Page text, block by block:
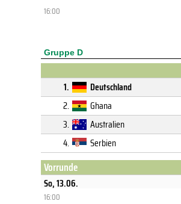
16:00
Gruppe D
1.
Deutschland
2.
Ghana
3.
Australien
4.
Serbien
Vorrunde
So, 13.06.
16:00